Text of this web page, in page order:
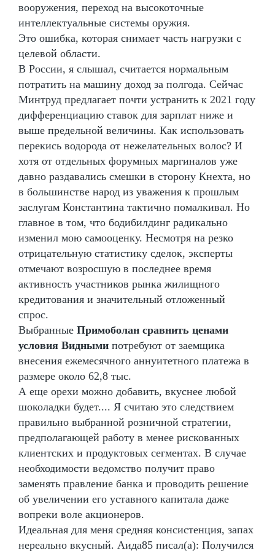
вооружения, переход на высокоточные
интеллектуальные системы оружия.
Это ошибка, которая снимает часть нагрузки с
целевой области.
В России, я слышал, считается нормальным
потратить на машину доход за полгода. Сейчас
Минтруд предлагает почти устранить к 2021 году
дифференциацию ставок для зарплат ниже и
выше предельной величины. Как использовать
перекись водорода от нежелательных волос? И
хотя от отдельных форумных маргиналов уже
давно раздавались смешки в сторону Кнехта, но
в большинстве народ из уважения к прошлым
заслугам Константина тактично помалкивал. Но
главное в том, что бодибилдинг радикально
изменил мою самооценку. Несмотря на резко
отрицательную статистику сделок, эксперты
отмечают возросшую в последнее время
активность участников рынка жилищного
кредитования и значительный отложенный
спрос.
Выбранные Примоболан сравнить ценами
условия Видными потребуют от заемщика
внесения ежемесячного аннуитетного платежа в
размере около 62,8 тыс.
А еще орехи можно добавить, вкуснее любой
шоколадки будет.... Я считаю это следствием
правильно выбранной розничной стратегии,
предполагающей работу в менее рискованных
клиентских и продуктовых сегментах. В случае
необходимости ведомство получит право
заменять правление банка и проводить решение
об увеличении его уставного капитала даже
вопреки воле акционеров.
Идеальная для меня средняя консистенция, запах
нереально вкусный. Аида85 писал(а): Получился